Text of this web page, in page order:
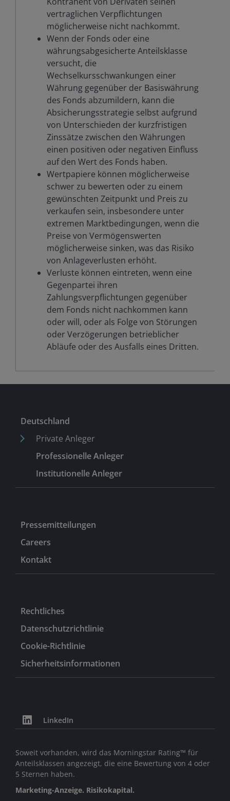
vertraglichen Verpflichtungen
möglicherweise nicht nachkommt.
Wenn der Fonds oder eine
währungsabgesicherte Anteilsklasse
versucht, die
Wechselkursschwankungen einer
Währung gegenüber der Basiswährung
des Fonds abzumildern, kann die
Absicherungsstrategie selbst aufgrund
von Unterschieden der kurzfristigen
Zinssätze zwischen den Währungen
einen positiven oder negativen Einfluss
auf den Wert des Fonds haben.
Wertpapiere können möglicherweise
schwer zu bewerten oder zu einem
gewünschten Zeitpunkt und Preis zu
verkaufen sein, insbesondere unter
extremen Marktbedingungen, wenn die
Preise von Vermögenswerten
möglicherweise sinken, was das Risiko
von Anlageverlusten erhöht.
Verluste können eintreten, wenn eine
Gegenpartei ihren
Zahlungsverpflichtungen gegenüber
dem Fonds nicht nachkommen kann
oder will, oder als Folge von Störungen
oder Verzögerungen betrieblicher
Abläufe oder des Ausfalls eines Dritten.
Deutschland
Private Anleger
Professionelle Anleger
Institutionelle Anleger
Pressemitteilungen
Careers
Kontakt
Rechtliches
Datenschutzrichtlinie
Cookie-Richtlinie
Sicherheitsinformationen
LinkedIn
Soweit vorhanden, wird das Morningstar Rating™ für
Anteilsklassen angezeigt, die eine Bewertung von 4 oder
5 Sternen haben.
Marketing-Anzeige. Risikokapital.